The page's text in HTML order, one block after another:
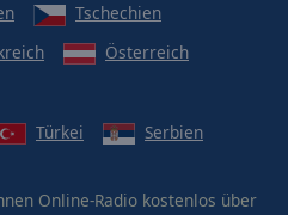
Tschechien
Österreich
Türkei Serbien
Online-Radio kostenlos über